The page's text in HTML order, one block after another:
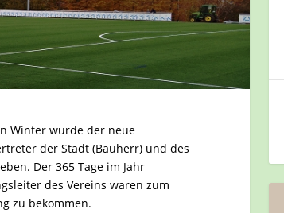
Winter wurde der neue
der Stadt (Bauherr) und des
Der 365 Tage im Jahr
des Vereins waren zum
zu bekommen.